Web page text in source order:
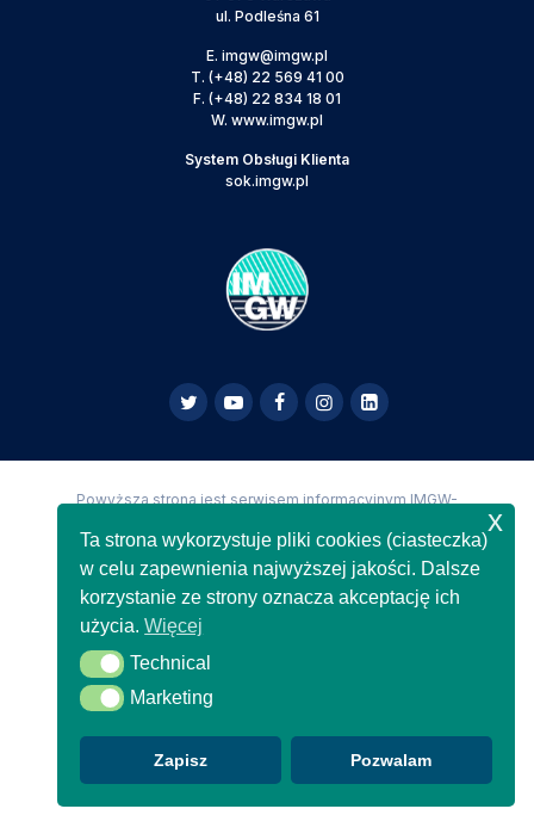
ul. Podleśna 61
E. imgw@imgw.pl
T. (+48) 22 569 41 00
F. (+48) 22 834 18 01
W. www.imgw.pl
System Obsługi Klienta
sok.imgw.pl
Powyższa strona jest serwisem informacyjnym IMGW-
Copyright IMGW-PIB Wszelkie prawa zastrzeżone
Ta strona wykorzystuje pliki cookies (ciasteczka)
w celu zapewnienia najwyższej jakości. Dalsze
korzystanie ze strony oznacza akceptację ich
użycia.Więcej
Technical
Technical
Marketing
Marketing
Zapisz Pozwalam
x